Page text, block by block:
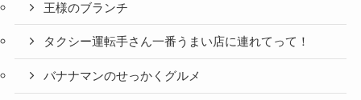
王様のブランチ
タクシー運転手さん一番うまい店に連れてって！
バナナマンのせっかくグルメ